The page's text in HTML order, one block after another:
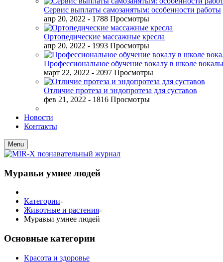
Сервис выплаты самозанятым: особенности работы
апр 20, 2022 - 1788 Просмотры
Ортопедические массажные кресла
апр 20, 2022 - 1993 Просмотры
Профессиональное обучение вокалу в школе
март 22, 2022 - 2097 Просмотры
Отличие протеза и эндопротеза для суставов
фев 21, 2022 - 1816 Просмотры
Новости
Контакты
Menu
Муравьи умнее людей
Категории-
Животные и растения-
Муравьи умнее людей
Основные категории
Красота и здоровье